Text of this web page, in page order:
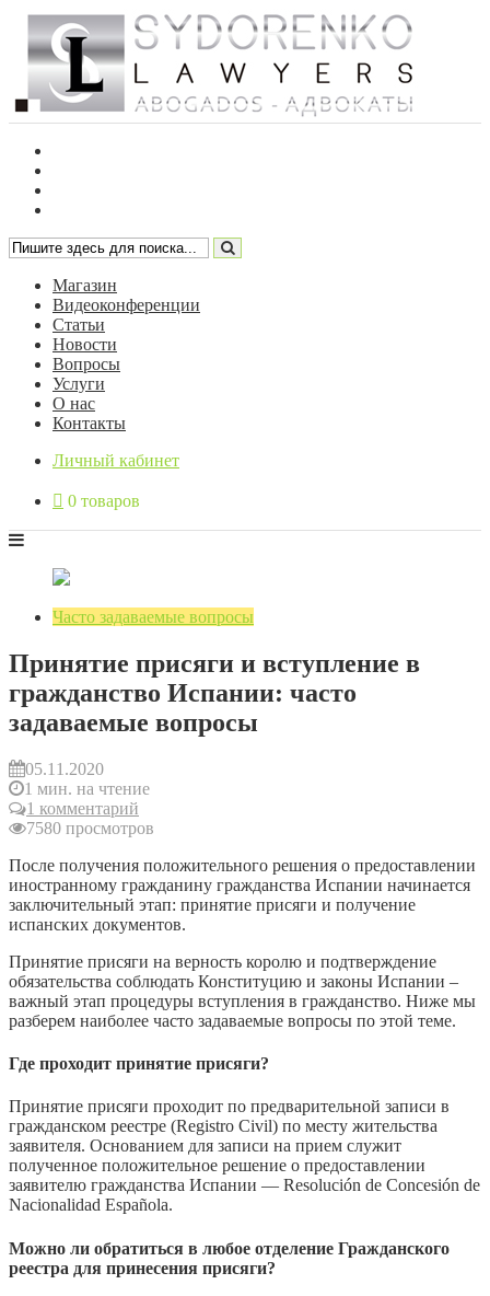
Магазин
Видеоконференции
Статьи
Новости
Вопросы
Услуги
О нас
Контакты
Личный кабинет
0 товаров
Часто задаваемые вопросы
Принятие присяги и вступление в
гражданство Испании: часто
задаваемые вопросы
05.11.2020
1 мин. на чтение
1 комментарий
7580 просмотров
После получения положительного решения о предоставлении
иностранному гражданину гражданства Испании начинается
заключительный этап: принятие присяги и получение
испанских документов.
Принятие присяги на верность королю и подтверждение
обязательства соблюдать Конституцию и законы Испании –
важный этап процедуры вступления в гражданство. Ниже мы
разберем наиболее часто задаваемые вопросы по этой теме.
Где проходит принятие присяги?
Принятие присяги проходит по предварительной записи в
гражданском реестре (Registro Civil) по месту жительства
заявителя. Основанием для записи на прием служит
полученное положительное решение о предоставлении
заявителю гражданства Испании — Resolución de Concesión de
Nacionalidad Española.
Можно ли обратиться в любое отделение Гражданского
реестра для принесения присяги?